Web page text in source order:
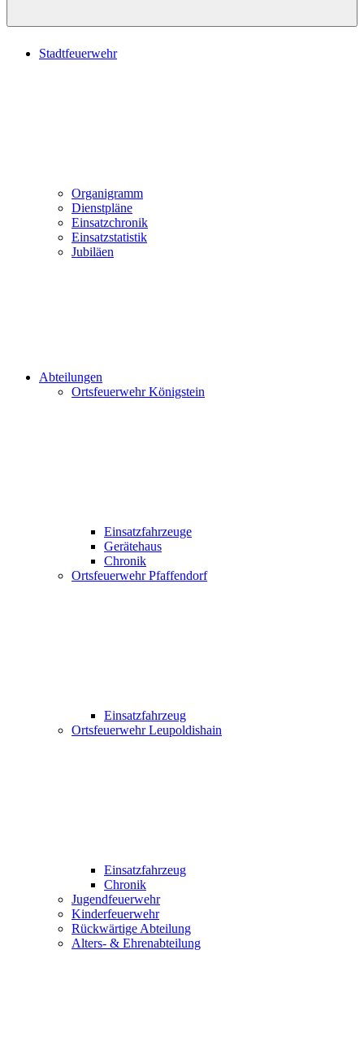
Stadtfeuerwehr
Organigramm
Dienstpläne
Einsatzchronik
Einsatzstatistik
Jubiläen
Abteilungen
Ortsfeuerwehr Königstein
Einsatzfahrzeuge
Gerätehaus
Chronik
Ortsfeuerwehr Pfaffendorf
Einsatzfahrzeug
Ortsfeuerwehr Leupoldishain
Einsatzfahrzeug
Chronik
Jugendfeuerwehr
Kinderfeuerwehr
Rückwärtige Abteilung
Alters- & Ehrenabteilung